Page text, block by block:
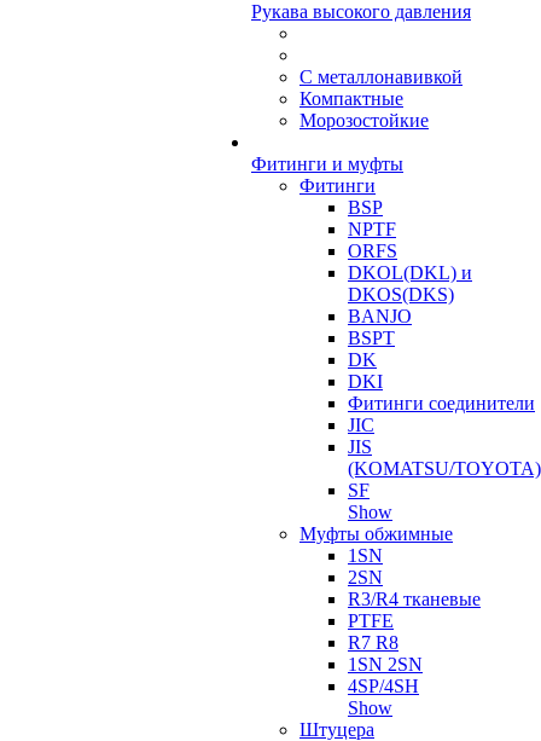
Рукава высокого давления
С металлонавивкой
Компактные
Морозостойкие
Фитинги и муфты
Фитинги
BSP
NPTF
ORFS
DKOL(DKL) и
DKOS(DKS)
BANJO
BSPT
DK
DKI
Фитинги соединители
JIC
JIS
(KOMATSU/TOYOTA)
SF
Show
Муфты обжимные
1SN
2SN
R3/R4 тканевые
PTFE
R7 R8
1SN 2SN
4SP/4SH
Show
Штуцера